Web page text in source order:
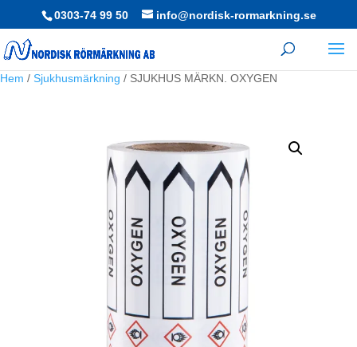
0303-74 99 50 info@nordisk-rormarkning.se
Hem / Sjukhusmärkning / SJUKHUS MÄRKN. OXYGEN